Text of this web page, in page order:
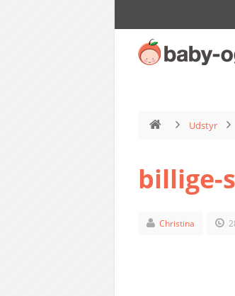
Udstyr
billige-
Christina